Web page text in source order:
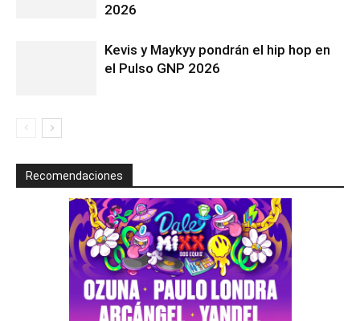
2026
Kevis y Maykyy pondrán el hip hop en
el Pulso GNP 2026
Recomendaciones